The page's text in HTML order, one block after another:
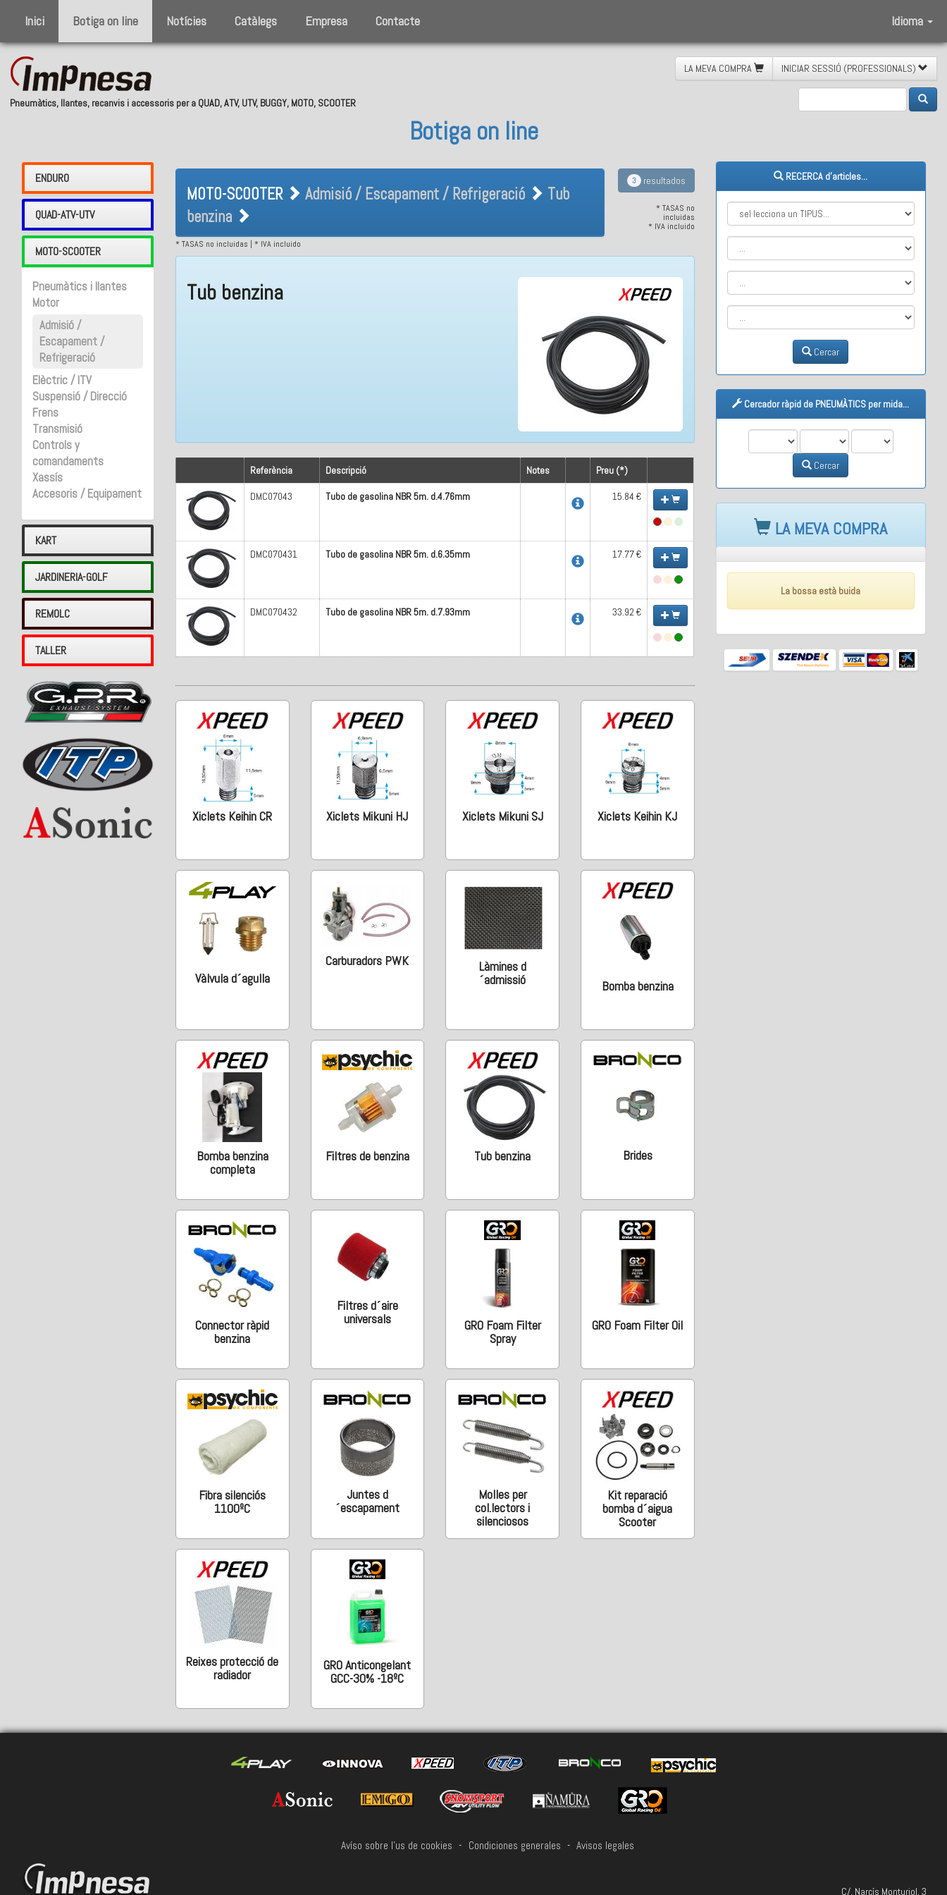
Inici Botiga on line Notícies Catàlegs Empresa Contacte Idioma
Pneumàtics, llantes, recanvis i accessoris per a QUAD, ATV, UTV, BUGGY, MOTO, SCOOTER
LA MEVA COMPRA INICIAR SESSIÓ (PROFESSIONALS)
Botiga on line
ENDURO
QUAD-ATV-UTV
MOTO-SCOOTER
Pneumàtics i llantes
Motor
Admisió /
Escapament /
Refrigeració
Elèctric / ITV
Suspensió / Direcció
Frens
Transmisió
Controls y
comandaments
Xassís
Accesoris / Equipament
KART
JARDINERIA-GOLF
REMOLC
TALLER
MOTO-SCOOTER Admisió / Escapament / Refrigeració
Tub benzina
MOTO-SCOOTER Admisió / Escapament / Refrigeració
Tub
benzina
3 resultados
* TASAS no
incluidas
* IVA incluido
* TASAS no incluidas | * IVA incluido
Tub benzina
Referència Descripció Notes Preu (*)
DMC07043 Tubo de gasolina NBR 5m. d.4.76mm 15.84 €
DMC070431 Tubo de gasolina NBR 5m. d.6.35mm 17.77 €
DMC070432 Tubo de gasolina NBR 5m. d.7.93mm 33.92 €
Xiclets Keihin CR Xiclets Mikuni HJ Xiclets Mikuni SJ Xiclets Keihin KJ
Vàlvula d´agulla
Carburadors PWK
Làmines d
´admissió
Bomba benzina
Bomba benzina
completa
Filtres de benzina Tub benzina Brides
Connector ràpid
benzina
Filtres d´aire
universals
GRO Foam Filter
Spray
GRO Foam Filter Oil
Fibra silenciós
1100ºC
Juntes d
´escapament
Molles per
col.lectors i
silenciosos
Kit reparació
bomba d´aigua
Scooter
Reixes protecció de
radiador
GRO Anticongelant
GCC-30% -18ºC
RECERCA d'articles...
Cercar
Cercador ràpid de PNEUMÀTICS per mida...
M1 M2 M3
Cercar
LA MEVA COMPRA
La bossa està buida
Avíso sobre l'us de cookies - Condiciones generales - Avisos legales
C/. Narcís Monturiol, 3